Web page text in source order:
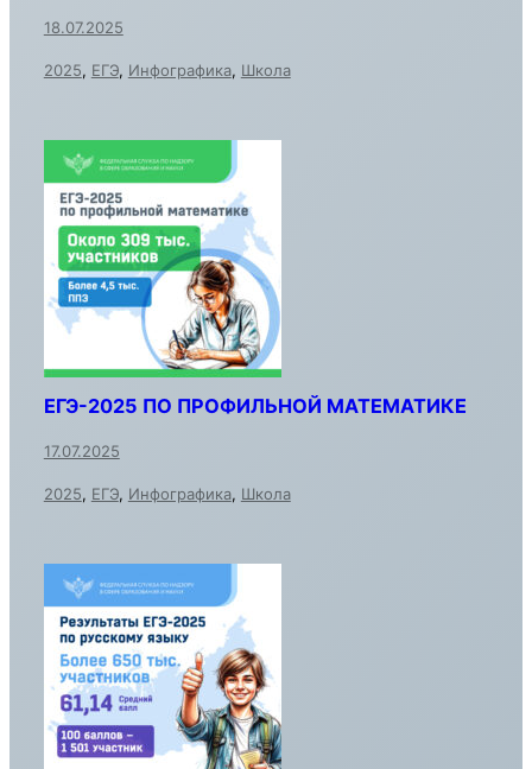
18.07.2025
2025, ЕГЭ, Инфографика, Школа
ЕГЭ-2025 ПО ПРОФИЛЬНОЙ МАТЕМАТИКЕ
17.07.2025
2025, ЕГЭ, Инфографика, Школа